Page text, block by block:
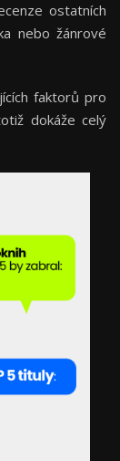
ostatních
nebo žánrové
faktorů pro
dokáže celý